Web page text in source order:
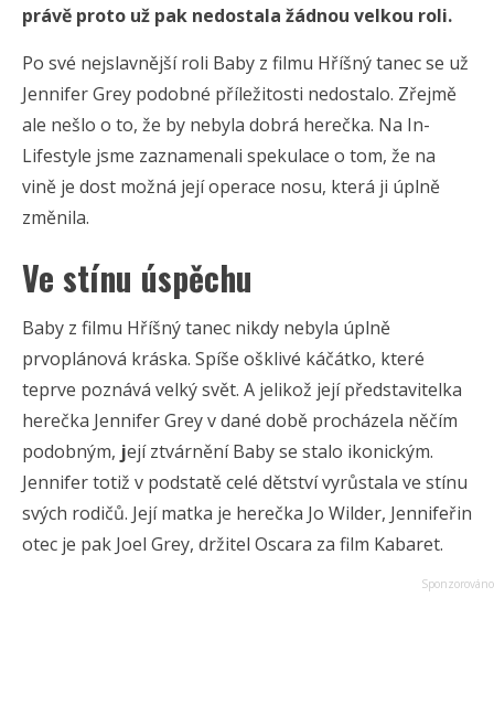
právě proto už pak nedostala žádnou velkou roli.
Po své nejslavnější roli Baby z filmu Hříšný tanec se už
Jennifer Grey podobné příležitosti nedostalo. Zřejmě
ale nešlo o to, že by nebyla dobrá herečka. Na In-
Lifestyle jsme zaznamenali spekulace o tom, že na
vině je dost možná její operace nosu, která ji úplně
změnila.
Ve stínu úspěchu
Baby z filmu Hříšný tanec nikdy nebyla úplně
prvoplánová kráska. Spíše ošklivé káčátko, které
teprve poznává velký svět. A jelikož její představitelka
herečka Jennifer Grey v dané době procházela něčím
podobným, její ztvárnění Baby se stalo ikonickým.
Jennifer totiž v podstatě celé dětství vyrůstala ve stínu
svých rodičů. Její matka je herečka Jo Wilder, Jennifeřin
otec je pak Joel Grey, držitel Oscara za film Kabaret.